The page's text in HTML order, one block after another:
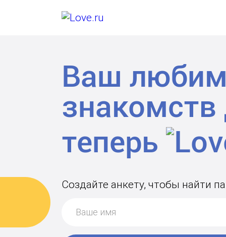
Ваш
знакомств
теперь
Создайте анкету, чтобы найти